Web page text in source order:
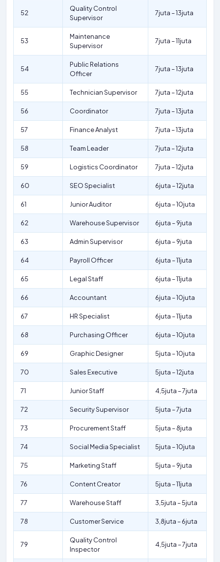
52
Quality Control
Supervisor
7juta – 13juta
53
Maintenance
Supervisor
7juta – 11juta
54
Public Relations
Officer
7juta – 13juta
55 Technician Supervisor 7juta – 12juta
56 Coordinator 7juta – 13juta
57 Finance Analyst 7juta – 13juta
58 Team Leader 7juta – 12juta
59 Logistics Coordinator 7juta – 12juta
60 SEO Specialist 6juta – 12juta
61 Junior Auditor 6juta – 10juta
62 Warehouse Supervisor 6juta – 9juta
63 Admin Supervisor 6juta – 9juta
64 Payroll Officer 6juta – 11juta
65 Legal Staff 6juta – 11juta
66 Accountant 6juta – 10juta
67 HR Specialist 6juta – 11juta
68 Purchasing Officer 6juta – 10juta
69 Graphic Designer 5juta – 10juta
70 Sales Executive 5juta – 12juta
71 Junior Staff 4,5juta – 7juta
72 Security Supervisor 5juta – 7juta
73 Procurement Staff 5juta – 8juta
74 Social Media Specialist 5juta – 10juta
75 Marketing Staff 5juta – 9juta
76 Content Creator 5juta – 11juta
77 Warehouse Staff 3,5juta – 5juta
78 Customer Service 3,8juta – 6juta
79
Quality Control
Inspector
4,5juta – 7juta